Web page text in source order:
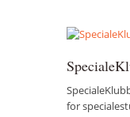
for